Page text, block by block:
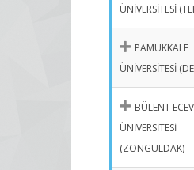
ÜNİVERSİTESİ
PAMUKKALE
ÜNİVERSİTESİ
BÜLENT
ÜNİVERSİTESİ
(ZONGULDAK)